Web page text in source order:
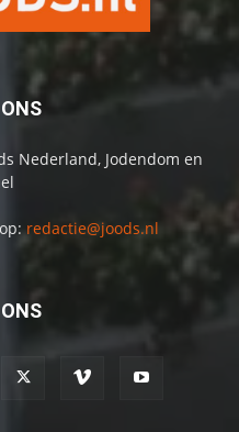
Nederland, Jodendom en
redactie@joods.nl